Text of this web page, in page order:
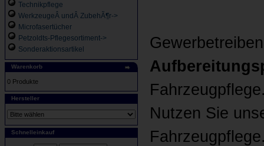
Technikpflege
WerkzeugeÂ undÂ ZubehÃ¶r->
Microfasertücher
Petzoldts-Pflegesortiment->
Sonderaktionsartikel
Warenkorb
0 Produkte
Hersteller
Schnelleinkauf
Nutzen Sie